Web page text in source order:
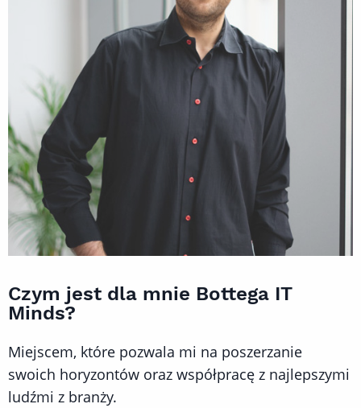
Czym jest dla mnie Bottega IT
Minds?
Miejscem, które pozwala mi na poszerzanie
swoich horyzontów oraz współpracę z najlepszymi
ludźmi z branży.